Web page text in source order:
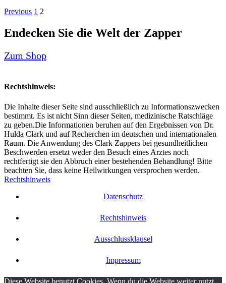
Previous 1 2
Endecken Sie die Welt der Zapper
Zum Shop
Rechtshinweis:
Die Inhalte dieser Seite sind ausschließlich zu Informationszwecken
bestimmt. Es ist nicht Sinn dieser Seiten, medizinische Ratschläge
zu geben.Die Informationen beruhen auf den Ergebnissen von Dr.
Hulda Clark und auf Recherchen im deutschen und internationalen
Raum. Die Anwendung des Clark Zappers bei gesundheitlichen
Beschwerden ersetzt weder den Besuch eines Arztes noch
rechtfertigt sie den Abbruch einer bestehenden Behandlung! Bitte
beachten Sie, dass keine Heilwirkungen versprochen werden.
Rechtshinweis
Datenschutz
Rechtshinweis
Ausschlussklausel
Impressum
Diese Website benutzt Cookies. Wenn du die Website weiter nutzt,